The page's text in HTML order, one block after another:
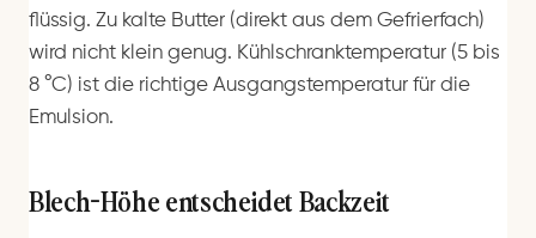
flüssig. Zu kalte Butter (direkt aus dem Gefrierfach)
wird nicht klein genug. Kühlschranktemperatur (5 bis
8 °C) ist die richtige Ausgangstemperatur für die
Emulsion.
Blech-Höhe entscheidet Backzeit